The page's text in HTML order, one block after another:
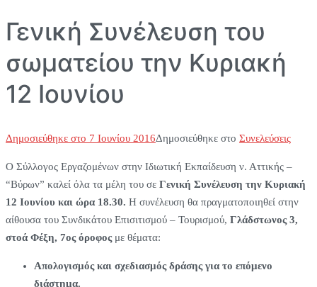
Γενική Συνέλευση του
σωματείου την Κυριακή
12 Ιουνίου
Δημοσιεύθηκε στο 7 Ιουνίου 2016Δημοσιεύθηκε στο Συνελεύσεις
Ο Σύλλογος Εργαζομένων στην Ιδιωτική Εκπαίδευση ν. Αττικής –
“Βύρων” καλεί όλα τα μέλη του σε Γενική Συνέλευση την Κυριακή
12 Ιουνίου και ώρα 18.30. Η συνέλευση θα πραγματοποιηθεί στην
αίθουσα του Συνδικάτου Επισιτισμού – Τουρισμού, Γλάδστωνος 3,
στοά Φέξη, 7ος όροφοςμε θέματα:
Απολογισμός και σχεδιασμός δράσης για το επόμενο
διάστημα.